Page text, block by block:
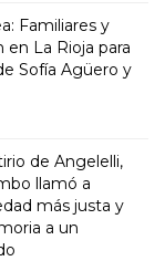
Familiares y
La Rioja para
Sofía Agüero y
de Angelelli,
llamó a
más justa y
a un